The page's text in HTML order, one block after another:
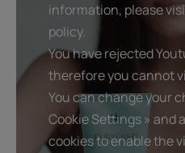
information, please
policy.
You have rejected
therefore you cannot
You can change your
Cookie Settings » and
cookies to enable the